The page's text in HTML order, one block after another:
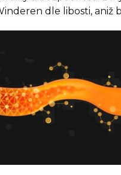
dle libosti, aniž